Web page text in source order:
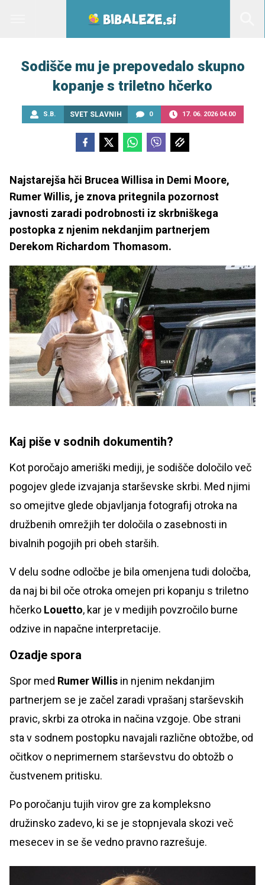
Sodišče mu je prepovedalo skupno
kopanje s triletno hčerko
S.B. SVET SLAVNIH 0 17. 06. 2026 04.00
Najstarejša hči Brucea Willisa in Demi Moore,
Rumer Willis, je znova pritegnila pozornost
javnosti zaradi podrobnosti iz skrbniškega
postopka z njenim nekdanjim partnerjem
Derekom Richardom Thomasom.
Kaj piše v sodnih dokumentih?
Kot poročajo ameriški mediji, je sodišče določilo več
pogojev glede izvajanja starševske skrbi. Med njimi
so omejitve glede objavljanja fotografij otroka na
družbenih omrežjih ter določila o zasebnosti in
bivalnih pogojih pri obeh starših.
V delu sodne odločbe je bila omenjena tudi določba,
da naj bi bil oče otroka omejen pri kopanju s triletno
hčerko Louetto, kar je v medijih povzročilo burne
odzive in napačne interpretacije.
Ozadje spora
Spor med Rumer Willis in njenim nekdanjim
partnerjem se je začel zaradi vprašanj starševskih
pravic, skrbi za otroka in načina vzgoje. Obe strani
sta v sodnem postopku navajali različne obtožbe, od
očitkov o neprimernem starševstvu do obtožb o
čustvenem pritisku.
Po poročanju tujih virov gre za kompleksno
družinsko zadevo, ki se je stopnjevala skozi več
mesecev in se še vedno pravno razrešuje.